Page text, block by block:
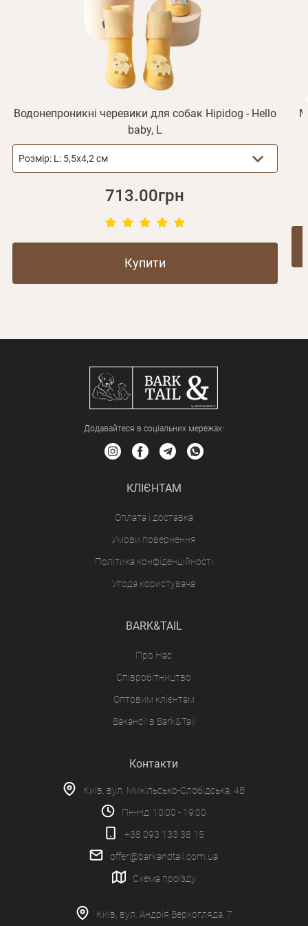
Водонепроникні черевики для собак Hipidog - Hello
baby, L
Розмір: L: 5,5х4,2 см
713.00грн
Купити
Додавайтеся в соціальних мережах:
КЛІЄНТАМ
Оплата і доставка
Умови повернення
Політика конфіденційності
Угода користувача
BARK&TAIL
Про Нас
Співробітництво
Оптовим клієнтам
Вакансії в Bark&Tail
Контакти
Київ, вул. Микільсько-Слобідська, 4В
Пн-Нд: 10:00 - 19:00
+38 093 133 38 15
offer@barkandtail.com.ua
Схема проїзду
Київ, вул. Андрія Верхогляда, 7
Відправити
Реєстрація
або з допомогою
Зареєструватися
Згадали пароль?
Не прийшов лист?Повторити відправку